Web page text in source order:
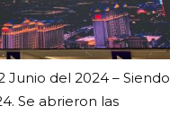
Junio del 2024 – Siendo
Se abrieron las